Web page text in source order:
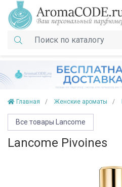
Главная Женские ароматы
Все товары Lancome
Lancome Pivoines